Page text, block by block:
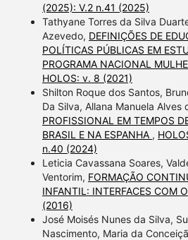
(2025): V.2 n.41 (2025)
Tathyane Torres da Silva
Azevedo, DEFINIÇÕES DE
POLÍTICAS PÚBLICAS EM
PROGRAMA NACIONAL
HOLOS: v. 8 (2021)
Shilton Roque dos Santos,
Da Silva, Allana Manuela Alves
PROFISSIONAL EM TEMPOS
BRASIL E NA ESPANHA ,
n.40 (2024)
Leticia Cavassana Soares,
Ventorim, FORMAÇÃO
INFANTIL: INTERFACES COM
(2016)
José Moisés Nunes da Silva,
Nascimento, Maria da